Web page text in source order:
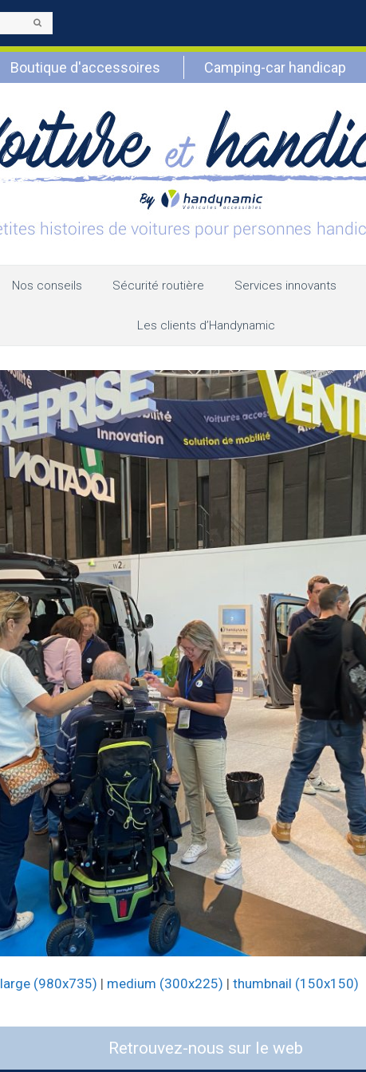
Boutique d'accessoires Camping-car handicap
Nos conseils Sécurité routière Services innovants
Les clients d’Handynamic
large (980x735) | medium (300x225) | thumbnail (150x150)
Retrouvez-nous sur le web